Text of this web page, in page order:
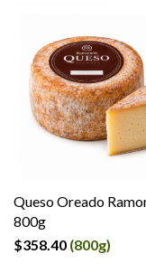
Queso Oreado
800g
$358.40 (800g)